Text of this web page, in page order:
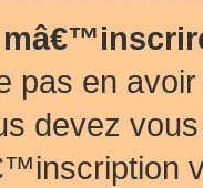
pas en
devez